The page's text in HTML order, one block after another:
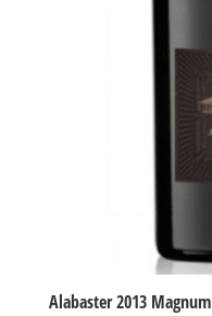
Alabaster 2013 Magnum